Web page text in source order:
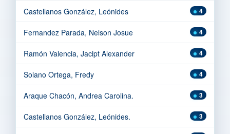
4
Castellanos González, Leónides
4
Fernandez Parada, Nelson Josue
4
Ramón Valencia, Jacipt Alexander
4
Solano Ortega, Fredy
3
Araque Chacón, Andrea Carolina.
3
Castellanos González, Leónides.